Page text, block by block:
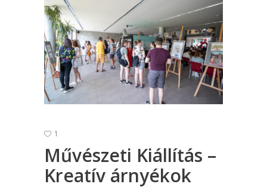
1
Művészeti Kiállítás –
Kreatív árnyékok